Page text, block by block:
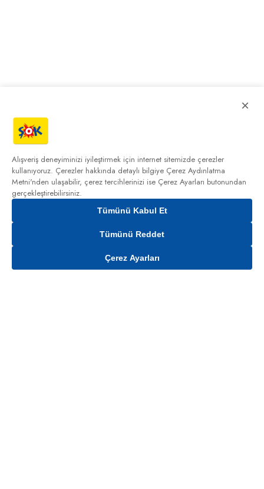
Gelince Haber Ver
×
Alışveriş deneyiminizi iyileştirmek için internet sitemizde çerezler
kullanıyoruz. Çerezler hakkında detaylı bilgiye Çerez Aydınlatma
Metni'nden ulaşabilir, çerez tercihlerinizi ise Çerez Ayarları butonundan
gerçekleştirebilirsiniz.
Tümünü Kabul Et
Tümünü Reddet
Çerez Ayarları